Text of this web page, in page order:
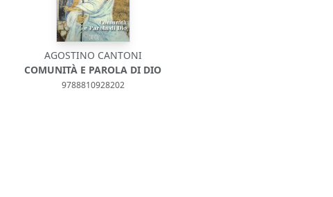
AGOSTINO CANTONI
COMUNITÀ E PAROLA DI DIO
9788810928202